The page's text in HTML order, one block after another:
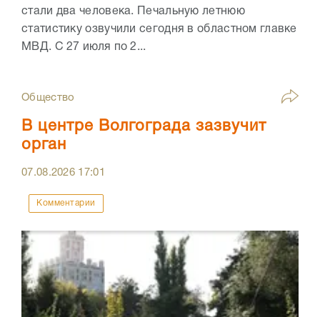
стали два человека. Печальную летнюю
статистику озвучили сегодня в областном главке
МВД. С 27 июля по 2...
Общество
В центре Волгограда зазвучит
орган
07.08.2026 17:01
Комментарии